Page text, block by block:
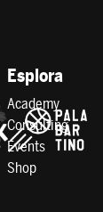
Esplora
Academy
Consulting
Events
Shop